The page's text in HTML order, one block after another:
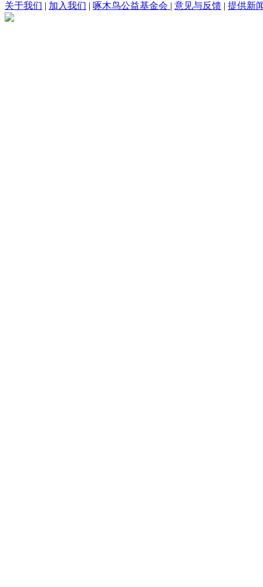
关于我们 | 加入我们 | 啄木鸟公益基金会 | 意见与反馈 | 提供新